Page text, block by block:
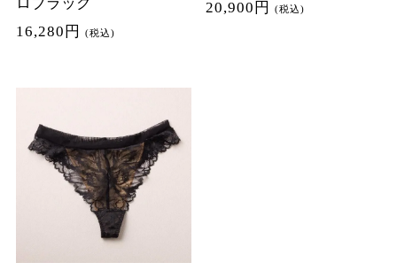
16,280円
(税込)
20,900円
(税込)